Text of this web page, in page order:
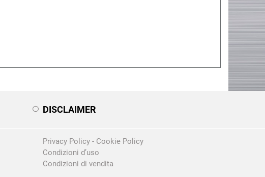
DISCLAIMER
Privacy Policy - Cookie Policy
Condizioni d’uso
Condizioni di vendita